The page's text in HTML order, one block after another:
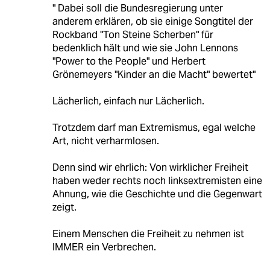
" Dabei soll die Bundesregierung unter
anderem erklären, ob sie einige Songtitel der
Rockband "Ton Steine Scherben" für
bedenklich hält und wie sie John Lennons
"Power to the People" und Herbert
Grönemeyers "Kinder an die Macht" bewertet"
Lächerlich, einfach nur Lächerlich.
Trotzdem darf man Extremismus, egal welche
Art, nicht verharmlosen.
Denn sind wir ehrlich: Von wirklicher Freiheit
haben weder rechts noch linksextremisten eine
Ahnung, wie die Geschichte und die Gegenwart
zeigt.
Einem Menschen die Freiheit zu nehmen ist
IMMER ein Verbrechen.